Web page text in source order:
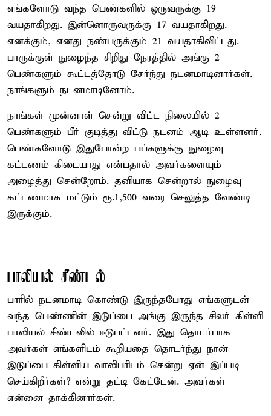
எங்களோடு வந்த பெண்களில் ஒருவருக்கு 19
வயதாகிறது. இன்னொருவருக்கு 17 வயதாகிறது.
எனக்கும், எனது நண்பருக்கும் 21 வயதாகிவிட்டது.
பாருக்குள் நுழைந்த சிறிது நேரத்தில் அங்கு 2
பெண்களும் கூட்டத்தோடு சேர்ந்து நடனமாடினார்கள்.
நாங்களும் நடனமாடினோம்.
நாங்கள் முன்னாள் சென்று விட்ட நிலையில் 2
பெண்களும் பீர் குடித்து விட்டு நடனம் ஆடி உள்ளனர்.
பெண்களோடு இதுபோன்ற பப்களுக்கு நுழைவு
கட்டணம் கிடையாது என்பதால் அவர்களையும்
அழைத்து சென்றோம். தனியாக சென்றால் நுழைவு
கட்டணமாக மட்டும் ரூ.1,500 வரை செலுத்த வேண்டி
இருக்கும்.
பாலியல் சீண்டல்
பாரில் நடனமாடி கொண்டு இருந்தபோது எங்களுடன்
வந்த பெண்ணின் இடுப்பை அங்கு இருந்த சிலர் கிள்ளி
பாலியல் சீண்டலில் ஈடுபட்டனர். இது தொடர்பாக
அவர்கள் எங்களிடம் கூறியதை தொடர்ந்து நான்
இடுப்பை கிள்ளிய வாலிபரிடம் சென்று ஏன் இப்படி
செய்கிறீர்கள்? என்று தட்டி கேட்டேன். அவர்கள்
என்னை தாக்கினார்கள்.